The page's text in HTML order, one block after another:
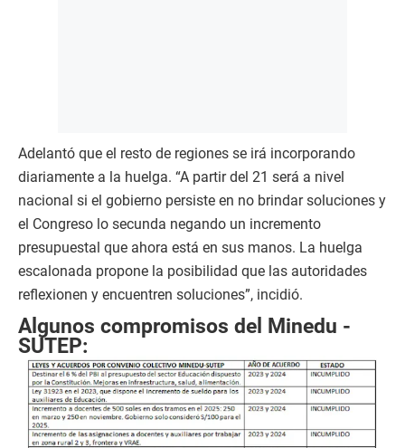
Adelantó que el resto de regiones se irá incorporando
diariamente a la huelga. “A partir del 21 será a nivel
nacional si el gobierno persiste en no brindar soluciones y
el Congreso lo secunda negando un incremento
presupuestal que ahora está en sus manos. La huelga
escalonada propone la posibilidad que las autoridades
reflexionen y encuentren soluciones”, incidió.
Algunos compromisos del Minedu -
SUTEP: